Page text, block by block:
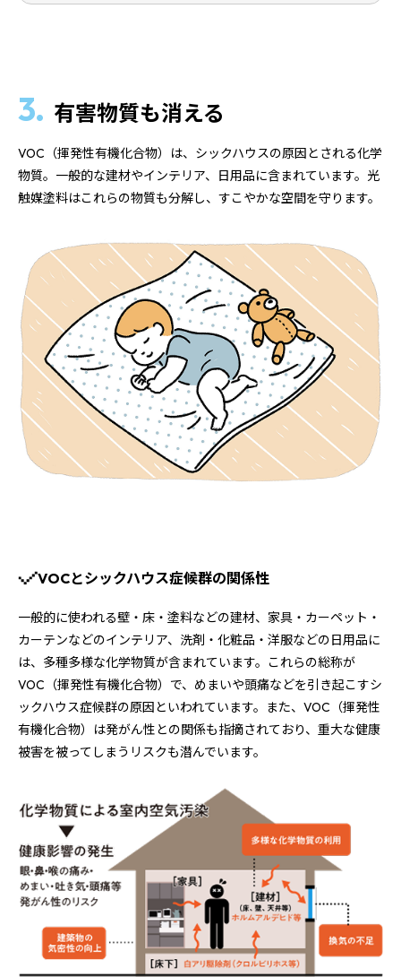
3. 有害物質も消える
VOC（揮発性有機化合物）は、シックハウスの原因とされる化学
物質。一般的な建材やインテリア、日用品に含まれています。光
触媒塗料はこれらの物質も分解し、すこやかな空間を守ります。
VOCとシックハウス症候群の関係性
一般的に使われる壁・床・塗料などの建材、家具・カーペット・
カーテンなどのインテリア、洗剤・化粧品・洋服などの日用品に
は、多種多様な化学物質が含まれています。これらの総称が
VOC（揮発性有機化合物）で、めまいや頭痛などを引き起こすシ
ックハウス症候群の原因といわれています。また、VOC（揮発性
有機化合物）は発がん性との関係も指摘されており、重大な健康
被害を被ってしまうリスクも潜んでいます。